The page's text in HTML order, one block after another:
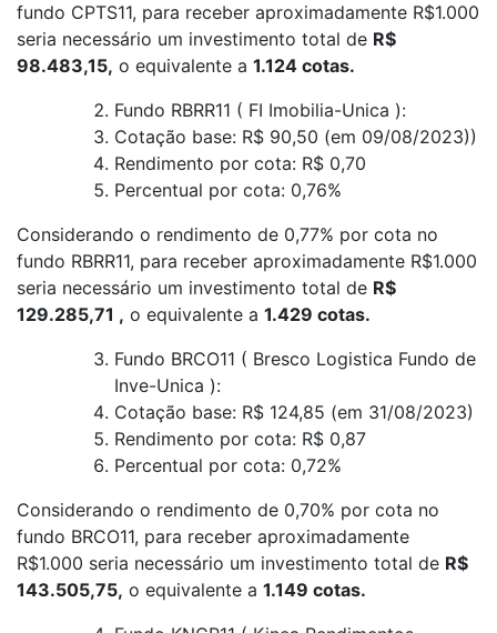
fundo CPTS11, para receber aproximadamente R$1.000
seria necessário um investimento total de R$
98.483,15, o equivalente a 1.124 cotas.
Fundo RBRR11 ( FI Imobilia-Unica ):
Cotação base: R$ 90,50 (em 09/08/2023))
Rendimento por cota: R$ 0,70
Percentual por cota: 0,76%
Considerando o rendimento de 0,77% por cota no
fundo RBRR11, para receber aproximadamente R$1.000
seria necessário um investimento total de R$
129.285,71 , o equivalente a 1.429 cotas.
Fundo BRCO11 ( Bresco Logistica Fundo de
Inve-Unica ):
Cotação base: R$ 124,85 (em 31/08/2023)
Rendimento por cota: R$ 0,87
Percentual por cota: 0,72%
Considerando o rendimento de 0,70% por cota no
fundo BRCO11, para receber aproximadamente
R$1.000 seria necessário um investimento total de R$
143.505,75, o equivalente a 1.149 cotas.